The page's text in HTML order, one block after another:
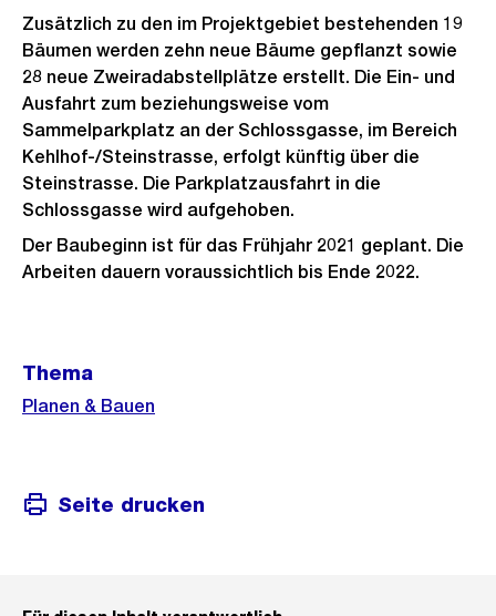
Zusätzlich zu den im Projektgebiet bestehenden 19
Bäumen werden zehn neue Bäume gepflanzt sowie
28 neue Zweiradabstellplätze erstellt. Die Ein- und
Ausfahrt zum beziehungsweise vom
Sammelparkplatz an der Schlossgasse, im Bereich
Kehlhof-/Steinstrasse, erfolgt künftig über die
Steinstrasse. Die Parkplatzausfahrt in die
Schlossgasse wird aufgehoben.
Der Baubeginn ist für das Frühjahr 2021 geplant. Die
Arbeiten dauern voraussichtlich bis Ende 2022.
Informationen
Thema
Planen & Bauen
Seite drucken